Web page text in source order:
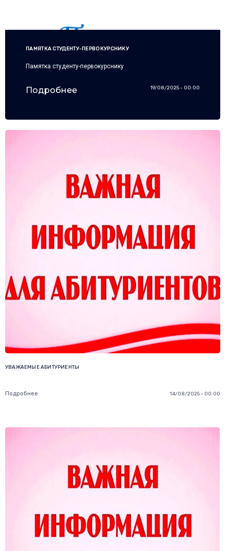
ПАМЯТКА СТУДЕНТУ-ПЕРВОКУРСНИКУ
Памятка студенту-первокурснику
Подробнее 19/08/2025 - 00:00
УВАЖАЕМЫЕ АБИТУРИЕНТЫ
Подробнее 14/08/2025 - 00:00